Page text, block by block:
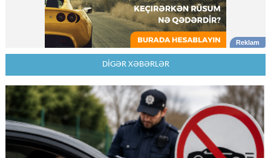
DİGƏR XƏBƏRLƏR